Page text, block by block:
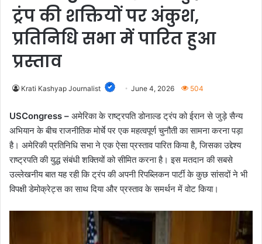
ट्रंप की शक्तियों पर अंकुश,
प्रतिनिधि सभा में पारित हुआ
प्रस्ताव
Krati Kashyap Journalist June 4, 2026 504
USCongress – अमेरिका के राष्ट्रपति डोनाल्ड ट्रंप को ईरान से जुड़े सैन्य
अभियान के बीच राजनीतिक मोर्चे पर एक महत्वपूर्ण चुनौती का सामना करना पड़ा
है। अमेरिकी प्रतिनिधि सभा ने एक ऐसा प्रस्ताव पारित किया है, जिसका उद्देश्य
राष्ट्रपति की युद्ध संबंधी शक्तियों को सीमित करना है। इस मतदान की सबसे
उल्लेखनीय बात यह रही कि ट्रंप की अपनी रिपब्लिकन पार्टी के कुछ सांसदों ने भी
विपक्षी डेमोक्रेट्स का साथ दिया और प्रस्ताव के समर्थन में वोट किया।